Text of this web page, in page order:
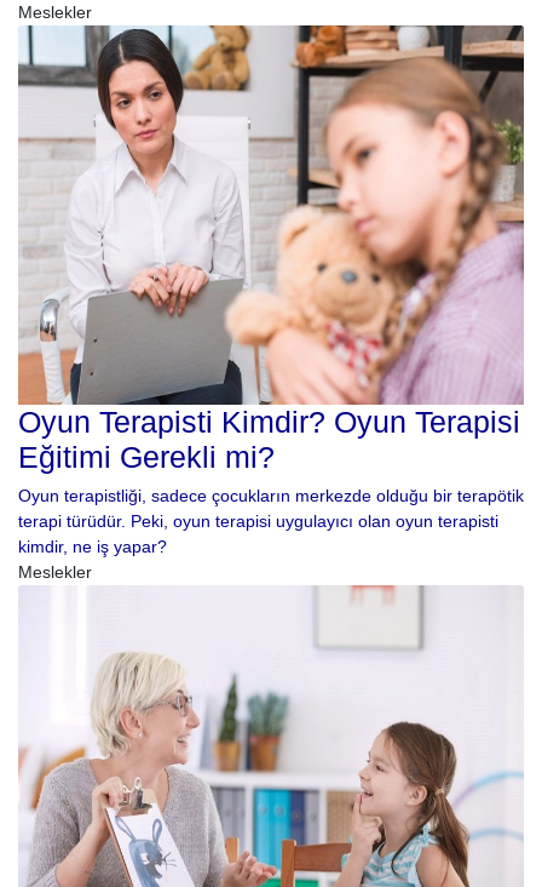
Meslekler
Oyun Terapisti Kimdir? Oyun Terapisi
Eğitimi Gerekli mi?
Oyun terapistliği, sadece çocukların merkezde olduğu bir terapötik
terapi türüdür. Peki, oyun terapisi uygulayıcı olan oyun terapisti
kimdir, ne iş yapar?
Meslekler